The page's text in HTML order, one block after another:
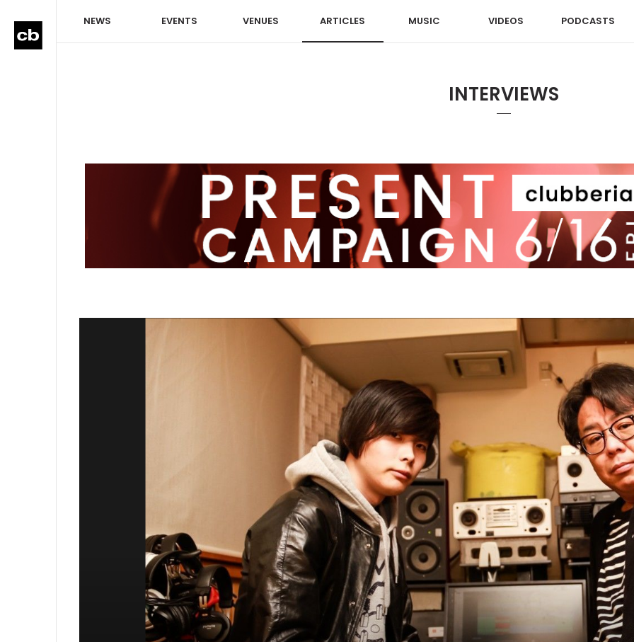
NEWS EVENTS VENUES ARTICLES MUSIC VIDEOS PODCASTS
INTERVIEWS